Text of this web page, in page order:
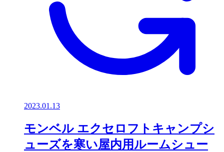
2023.01.13
モンベル エクセロフトキャンプシ
ューズを寒い屋内用ルームシュー